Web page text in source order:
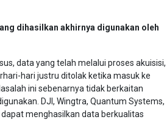
dihasilkan akhirnya digunakan oleh
data yang telah melalui proses akuisisi,
hari justru ditolak ketika masuk ke
ini sebenarnya tidak berkaitan
DJI, Wingtra, Quantum Systems,
menghasilkan data berkualitas